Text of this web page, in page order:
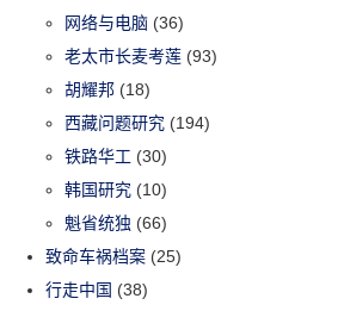
网络与电脑 (36)
老太市长麦考莲 (93)
胡耀邦 (18)
西藏问题研究 (194)
铁路华工 (30)
韩国研究 (10)
魁省统独 (66)
致命车祸档案 (25)
行走中国 (38)